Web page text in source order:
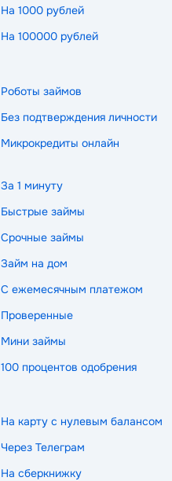
На 1000 рублей
На 100000 рублей
Роботы займов
Без подтверждения личности
Микрокредиты онлайн
За 1 минуту
Быстрые займы
Срочные займы
Займ на дом
С ежемесячным платежом
Проверенные
Мини займы
100 процентов одобрения
На карту с нулевым балансом
Через Телеграм
На сберкнижку